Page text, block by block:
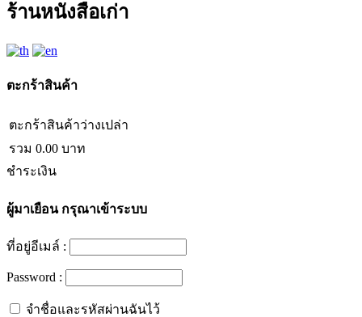
ร้านหนังสือเก่า
ตะกร้าสินค้า
ตะกร้าสินค้าว่างเปล่า
รวม 0.00 บาท
ชำระเงิน
ผู้มาเยือนกรุณาเข้าระบบ
ที่อยู่อีเมล์ :
Password :
จำชื่อและรหัสผ่านฉันไว้